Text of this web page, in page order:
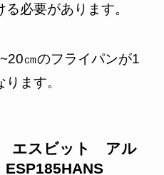
必要があります。
㎝のフライパンが1
ます。
エスビット アル